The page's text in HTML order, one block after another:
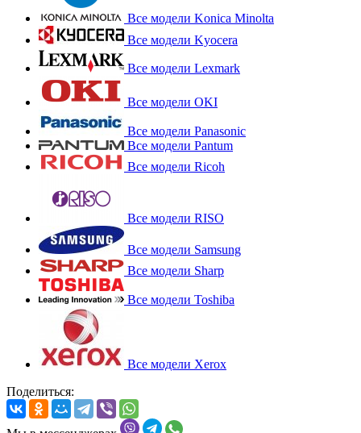
Все модели Konica Minolta
Все модели Kyocera
Все модели Lexmark
Все модели OKI
Все модели Panasonic
Все модели Pantum
Все модели Ricoh
Все модели RISO
Все модели Samsung
Все модели Sharp
Все модели Toshiba
Все модели Xerox
Поделиться: